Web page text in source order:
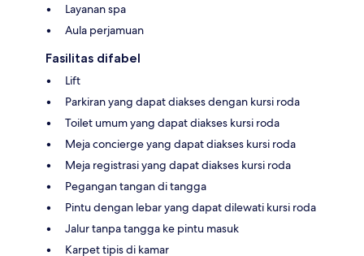
Layanan spa
Aula perjamuan
Fasilitas difabel
Lift
Parkiran yang dapat diakses dengan kursi roda
Toilet umum yang dapat diakses kursi roda
Meja concierge yang dapat diakses kursi roda
Meja registrasi yang dapat diakses kursi roda
Pegangan tangan di tangga
Pintu dengan lebar yang dapat dilewati kursi roda
Jalur tanpa tangga ke pintu masuk
Karpet tipis di kamar